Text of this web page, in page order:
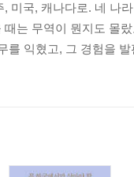
old are you?
, 미국, 캐나다로. 네 나
때는 무역이 뭔지도 몰
를 익혔고, 그 경험을